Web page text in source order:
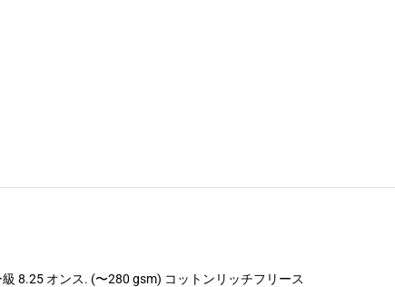
8.25 オンス. (〜280 gsm) コットンリッチフリース